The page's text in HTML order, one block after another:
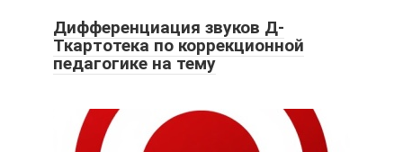
Дифференциация звуков Д-
Ткартотека по коррекционной
педагогике на тему